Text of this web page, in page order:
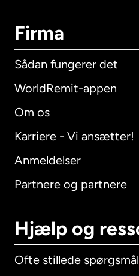
Firma
Sådan fungerer det
WorldRemit-appen
Om os
Karriere - Vi ansætter!
Anmeldelser
Partnere og partnere
Hjælp og
Ofte stillede spørgsmål